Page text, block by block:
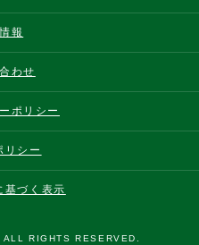
報
わせ
ポリシー
リシー
基づく表示
RIGHTS RESERVED.